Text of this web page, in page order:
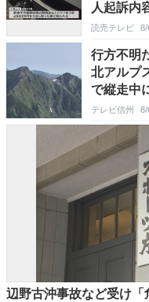
人起訴内
読売テレビ 8/
行方不明
北アルプ
で縦走中
テレビ信州 8/
辺野古沖事故など受け「